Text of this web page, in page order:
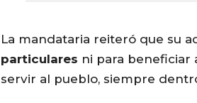
La mandataria reiteró que su
particulares ni para beneficiar
servir al pueblo, siempre